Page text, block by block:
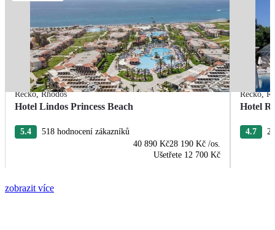
Řecko,Rhodos
Hotel Lindos Princess Beach
5.4
518 hodnocení zákazníků
40 890 Kč28 190 Kč /os.
Ušetřete 12 700 Kč
Řecko,
Hotel
4.7
zobrazit více